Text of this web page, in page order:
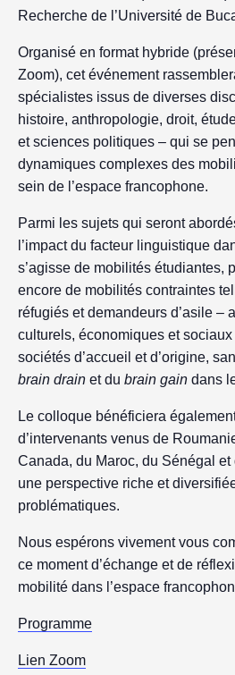
Recherche de l’Université de
Organisé en format hybride
Zoom), cet événement
spécialistes issus de diverses
histoire, anthropologie, droit,
et sciences politiques – qui se
dynamiques complexes des
sein de l’espace francophone.
Parmi les sujets qui seront
l’impact du facteur linguistique
s’agisse de mobilités étudiantes,
encore de mobilités contraintes
réfugiés et demandeurs d’asile –
culturels, économiques et
sociétés d’accueil et d’origine,
brain drain et du brain gain dans
Le colloque bénéficiera
d’intervenants venus de
Canada, du Maroc, du Sénégal et
une perspective riche et
problématiques.
Nous espérons vivement vous
ce moment d’échange et de
mobilité dans l’espace
Programme
Lien Zoom